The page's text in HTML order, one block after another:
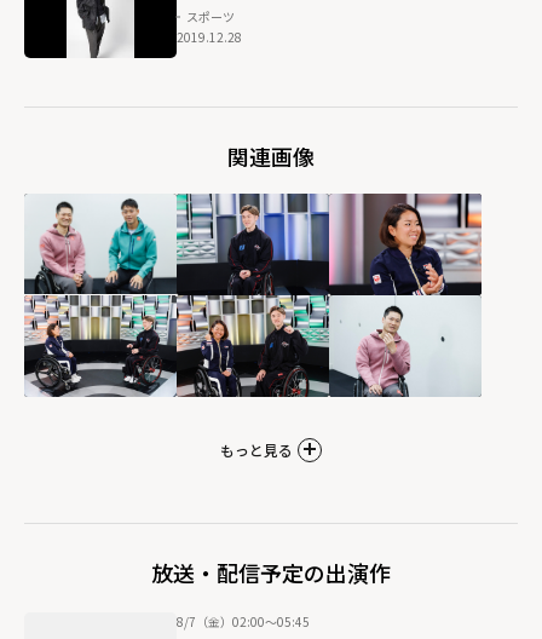
width="304"
fetchpriority="h
igh">
スポーツ
2019.12.28
関連画像
もっと見る
放送・配信予定の出演作
8/7（金）02:00～05:45